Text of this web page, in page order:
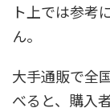
ト上では参考
ん。
大手通販で全
べると、購入